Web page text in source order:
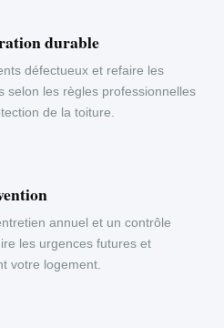
durable
défectueux et refaire les
selon les règles professionnelles
de la toiture.
annuel et un contrôle
les urgences futures et
votre logement.